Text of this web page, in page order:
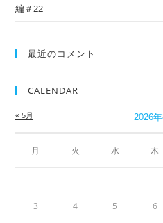
編＃22
最近のコメント
CALENDAR
2026年
月 火 水 木
« 5月
3 4 5 6